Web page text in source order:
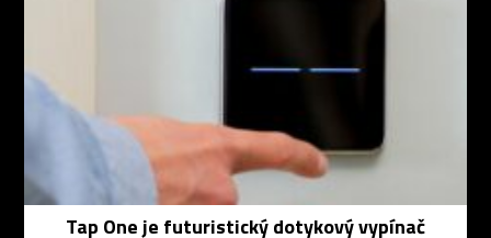
Tap One je futuristický dotykový vypínač